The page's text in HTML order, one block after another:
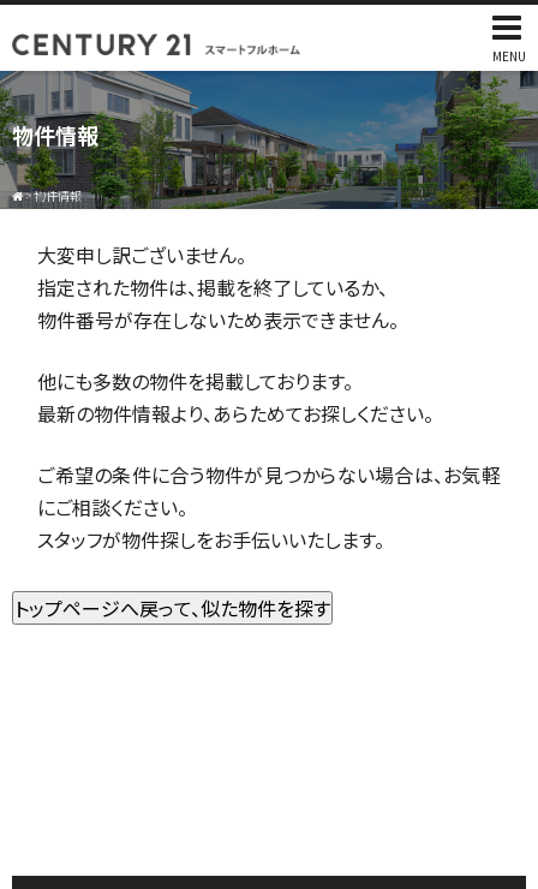
MENU
物件情報
>物件情報
大変申し訳ございません。
指定された物件は、掲載を終了しているか、
物件番号が存在しないため表示できません。
他にも多数の物件を掲載しております。
最新の物件情報より、あらためてお探しください。
ご希望の条件に合う物件が見つからない場合は、お気軽
にご相談ください。
スタッフが物件探しをお手伝いいたします。